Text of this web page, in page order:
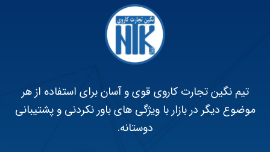
تیم نگین تجارت کاروی قوی و آسان برای استفاده از هر
موضوع دیگر در بازار با ویژگی های باور نکردنی و پشتیبانی
دوستانه.